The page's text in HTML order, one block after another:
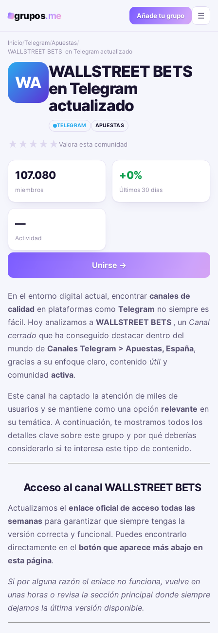
grupos.me Añade tu grupo ☰
Inicio/Telegram/Apuestas/
WALLSTREET BETS ‍ en Telegram actualizado📱🔥
WA
WALLSTREET BETS ‍
en Telegram
actualizado📱🔥
TELEGRAM APUESTAS
★ ★ ★ ★ ★Valora esta comunidad
107.080
miembros
+0%
Últimos 30 días
—
Actividad
Unirse →
En el entorno digital actual, encontrar canales de
calidad en plataformas como Telegram no siempre es
fácil. Hoy analizamos a WALLSTREET BETS ‍ , un Canal
cerrado que ha conseguido destacar dentro del
mundo de Canales Telegram > Apuestas, España,
gracias a su enfoque claro, contenido útil y
comunidad activa.
Este canal ha captado la atención de miles de
usuarios y se mantiene como una opción relevante en
su temática. A continuación, te mostramos todos los
detalles clave sobre este grupo y por qué deberías
considerarlo si te interesa este tipo de contenido.
Acceso al canal WALLSTREET BETS ‍
Actualizamos el enlace oficial de acceso todas las
semanas para garantizar que siempre tengas la
versión correcta y funcional. Puedes encontrarlo
directamente en el botón que aparece más abajo en
esta página.
Si por alguna razón el enlace no funciona, vuelve en
unas horas o revisa la sección principal donde siempre
dejamos la última versión disponible.